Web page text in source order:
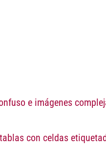
e imágenes
con celdas